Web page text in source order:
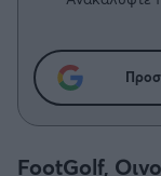
Δημήτρης
Συνεντεύξεις
Μια Ιστορία
FootGolf,